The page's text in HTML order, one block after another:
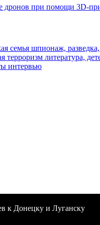
дронов при помощи
семья шпионаж, разведка,
терроризм литература,
интервью
к Донецку и Луганску